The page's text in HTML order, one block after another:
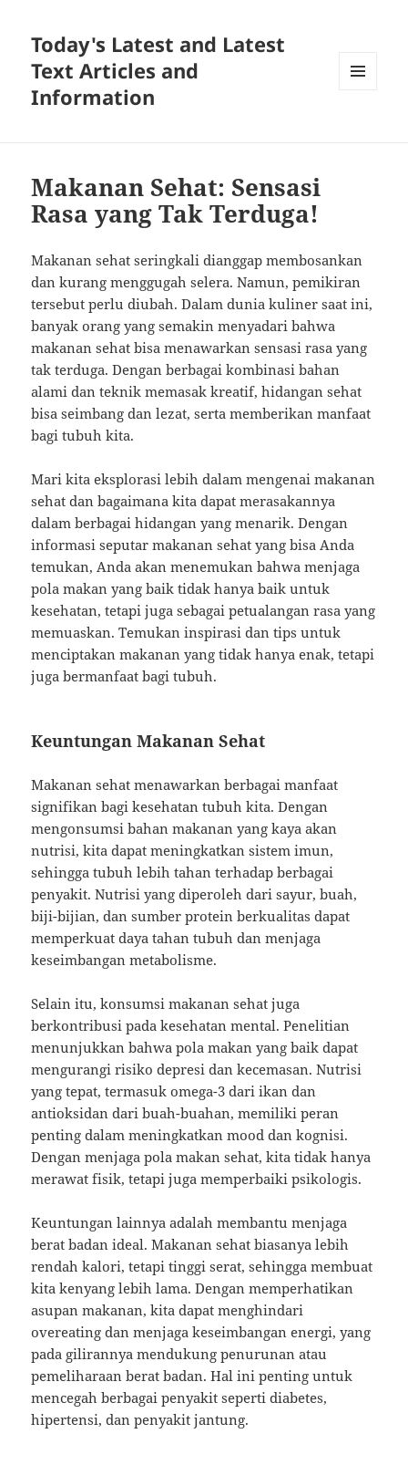
Today's Latest and Latest
Text Articles and
Information
Makanan Sehat: Sensasi
Rasa yang Tak Terduga!
Makanan sehat seringkali dianggap membosankan
dan kurang menggugah selera. Namun, pemikiran
tersebut perlu diubah. Dalam dunia kuliner saat ini,
banyak orang yang semakin menyadari bahwa
makanan sehat bisa menawarkan sensasi rasa yang
tak terduga. Dengan berbagai kombinasi bahan
alami dan teknik memasak kreatif, hidangan sehat
bisa seimbang dan lezat, serta memberikan manfaat
bagi tubuh kita.
Mari kita eksplorasi lebih dalam mengenai makanan
sehat dan bagaimana kita dapat merasakannya
dalam berbagai hidangan yang menarik. Dengan
informasi seputar makanan sehat yang bisa Anda
temukan, Anda akan menemukan bahwa menjaga
pola makan yang baik tidak hanya baik untuk
kesehatan, tetapi juga sebagai petualangan rasa yang
memuaskan. Temukan inspirasi dan tips untuk
menciptakan makanan yang tidak hanya enak, tetapi
juga bermanfaat bagi tubuh.
Keuntungan Makanan Sehat
Makanan sehat menawarkan berbagai manfaat
signifikan bagi kesehatan tubuh kita. Dengan
mengonsumsi bahan makanan yang kaya akan
nutrisi, kita dapat meningkatkan sistem imun,
sehingga tubuh lebih tahan terhadap berbagai
penyakit. Nutrisi yang diperoleh dari sayur, buah,
biji-bijian, dan sumber protein berkualitas dapat
memperkuat daya tahan tubuh dan menjaga
keseimbangan metabolisme.
Selain itu, konsumsi makanan sehat juga
berkontribusi pada kesehatan mental. Penelitian
menunjukkan bahwa pola makan yang baik dapat
mengurangi risiko depresi dan kecemasan. Nutrisi
yang tepat, termasuk omega-3 dari ikan dan
antioksidan dari buah-buahan, memiliki peran
penting dalam meningkatkan mood dan kognisi.
Dengan menjaga pola makan sehat, kita tidak hanya
merawat fisik, tetapi juga memperbaiki psikologis.
Keuntungan lainnya adalah membantu menjaga
berat badan ideal. Makanan sehat biasanya lebih
rendah kalori, tetapi tinggi serat, sehingga membuat
kita kenyang lebih lama. Dengan memperhatikan
asupan makanan, kita dapat menghindari
overeating dan menjaga keseimbangan energi, yang
pada gilirannya mendukung penurunan atau
pemeliharaan berat badan. Hal ini penting untuk
mencegah berbagai penyakit seperti diabetes,
hipertensi, dan penyakit jantung.